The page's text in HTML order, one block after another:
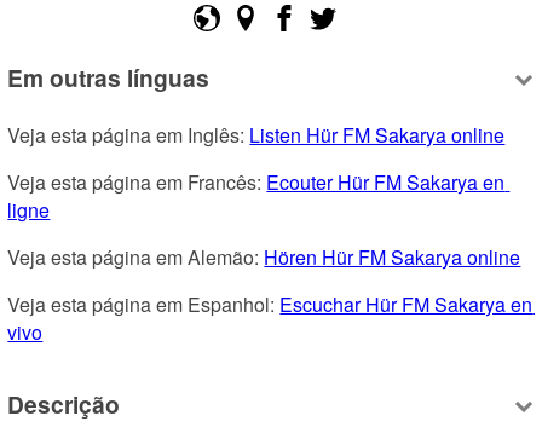
Em outras línguas
Veja esta página em Inglês: Listen Hür FM Sakarya online
Veja esta página em Francês: Ecouter Hür FM Sakarya en
ligne
Veja esta página em Alemão: Hören Hür FM Sakarya online
Veja esta página em Espanhol: Escuchar Hür FM Sakarya en
vivo
Descrição